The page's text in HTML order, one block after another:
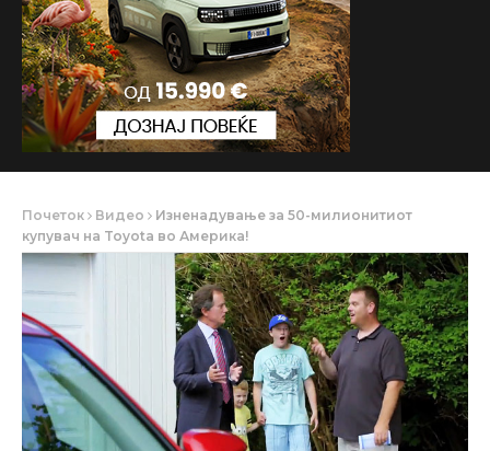
Почеток Видео
Изненадување за 50-милионитиот
купувач на Toyota во Америка!